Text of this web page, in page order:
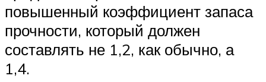
повышенный коэффициент запаса
прочности, который должен
составлять не 1,2, как обычно, а
1,4.